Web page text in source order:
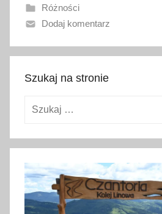
n
o
3
m
2
2
6
Różności
Dodaj komentarz
Szukaj na stronie
Szukaj: